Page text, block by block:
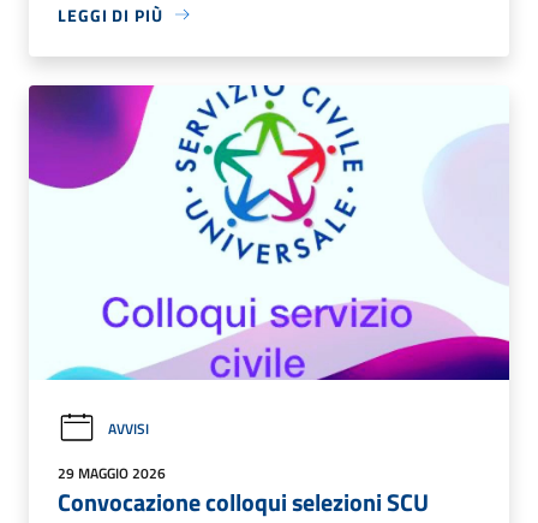
LEGGI DI PIÙ
AVVISI
29 MAGGIO 2026
Convocazione colloqui selezioni SCU